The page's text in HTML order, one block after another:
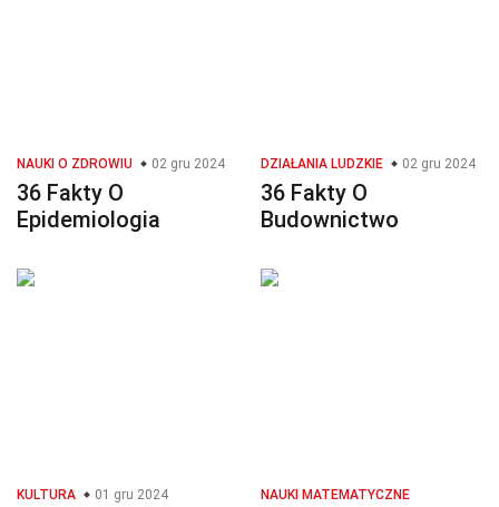
NAUKI O ZDROWIU 02 gru 2024
36 Fakty O
Epidemiologia
DZIAŁANIA LUDZKIE 02 gru 2024
36 Fakty O
Budownictwo
KULTURA 01 gru 2024
NAUKI MATEMATYCZNE